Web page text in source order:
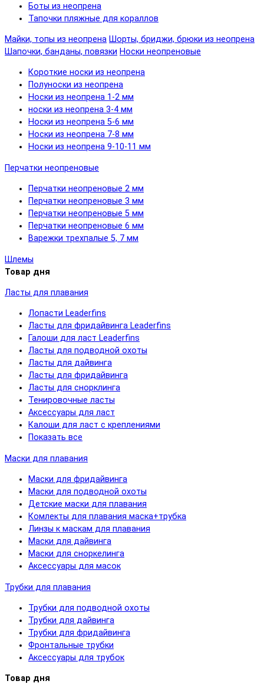
Боты из неопрена
Тапочки пляжные для кораллов
Майки, топы из неопрена Шорты, бриджи, брюки из неопрена
Шапочки, банданы, повязки Носки неопреновые
Короткие носки из неопрена
Полуноски из неопрена
Носки из неопрена 1-2 мм
носки из неопрена 3-4 мм
Носки из неопрена 5-6 мм
Носки из неопрена 7-8 мм
Носки из неопрена 9-10-11 мм
Перчатки неопреновые
Перчатки неопреновые 2 мм
Перчатки неопреновые 3 мм
Перчатки неопреновые 5 мм
Перчатки неопреновые 6 мм
Варежки трехпалые 5, 7 мм
Шлемы
Товар дня
Ласты для плавания
Лопасти Leaderfins
Ласты для фридайвинга Leaderfins
Галоши для ласт Leaderfins
Ласты для подводной охоты
Ласты для дайвинга
Ласты для фридайвинга
Ласты для снорклинга
Тенировочные ласты
Аксессуары для ласт
Калоши для ласт с креплениями
Показать все
Маски для плавания
Маски для фридайвинга
Маски для подводной охоты
Детские маски для плавания
Комлекты для плавания маска+трубка
Линзы к маскам для плавания
Маски для дайвинга
Маски для сноркелинга
Аксессуары для масок
Трубки для плавания
Трубки для подводной охоты
Трубки для дайвинга
Трубки для фридайвинга
Фронтальные трубки
Аксессуары для трубок
Товар дня